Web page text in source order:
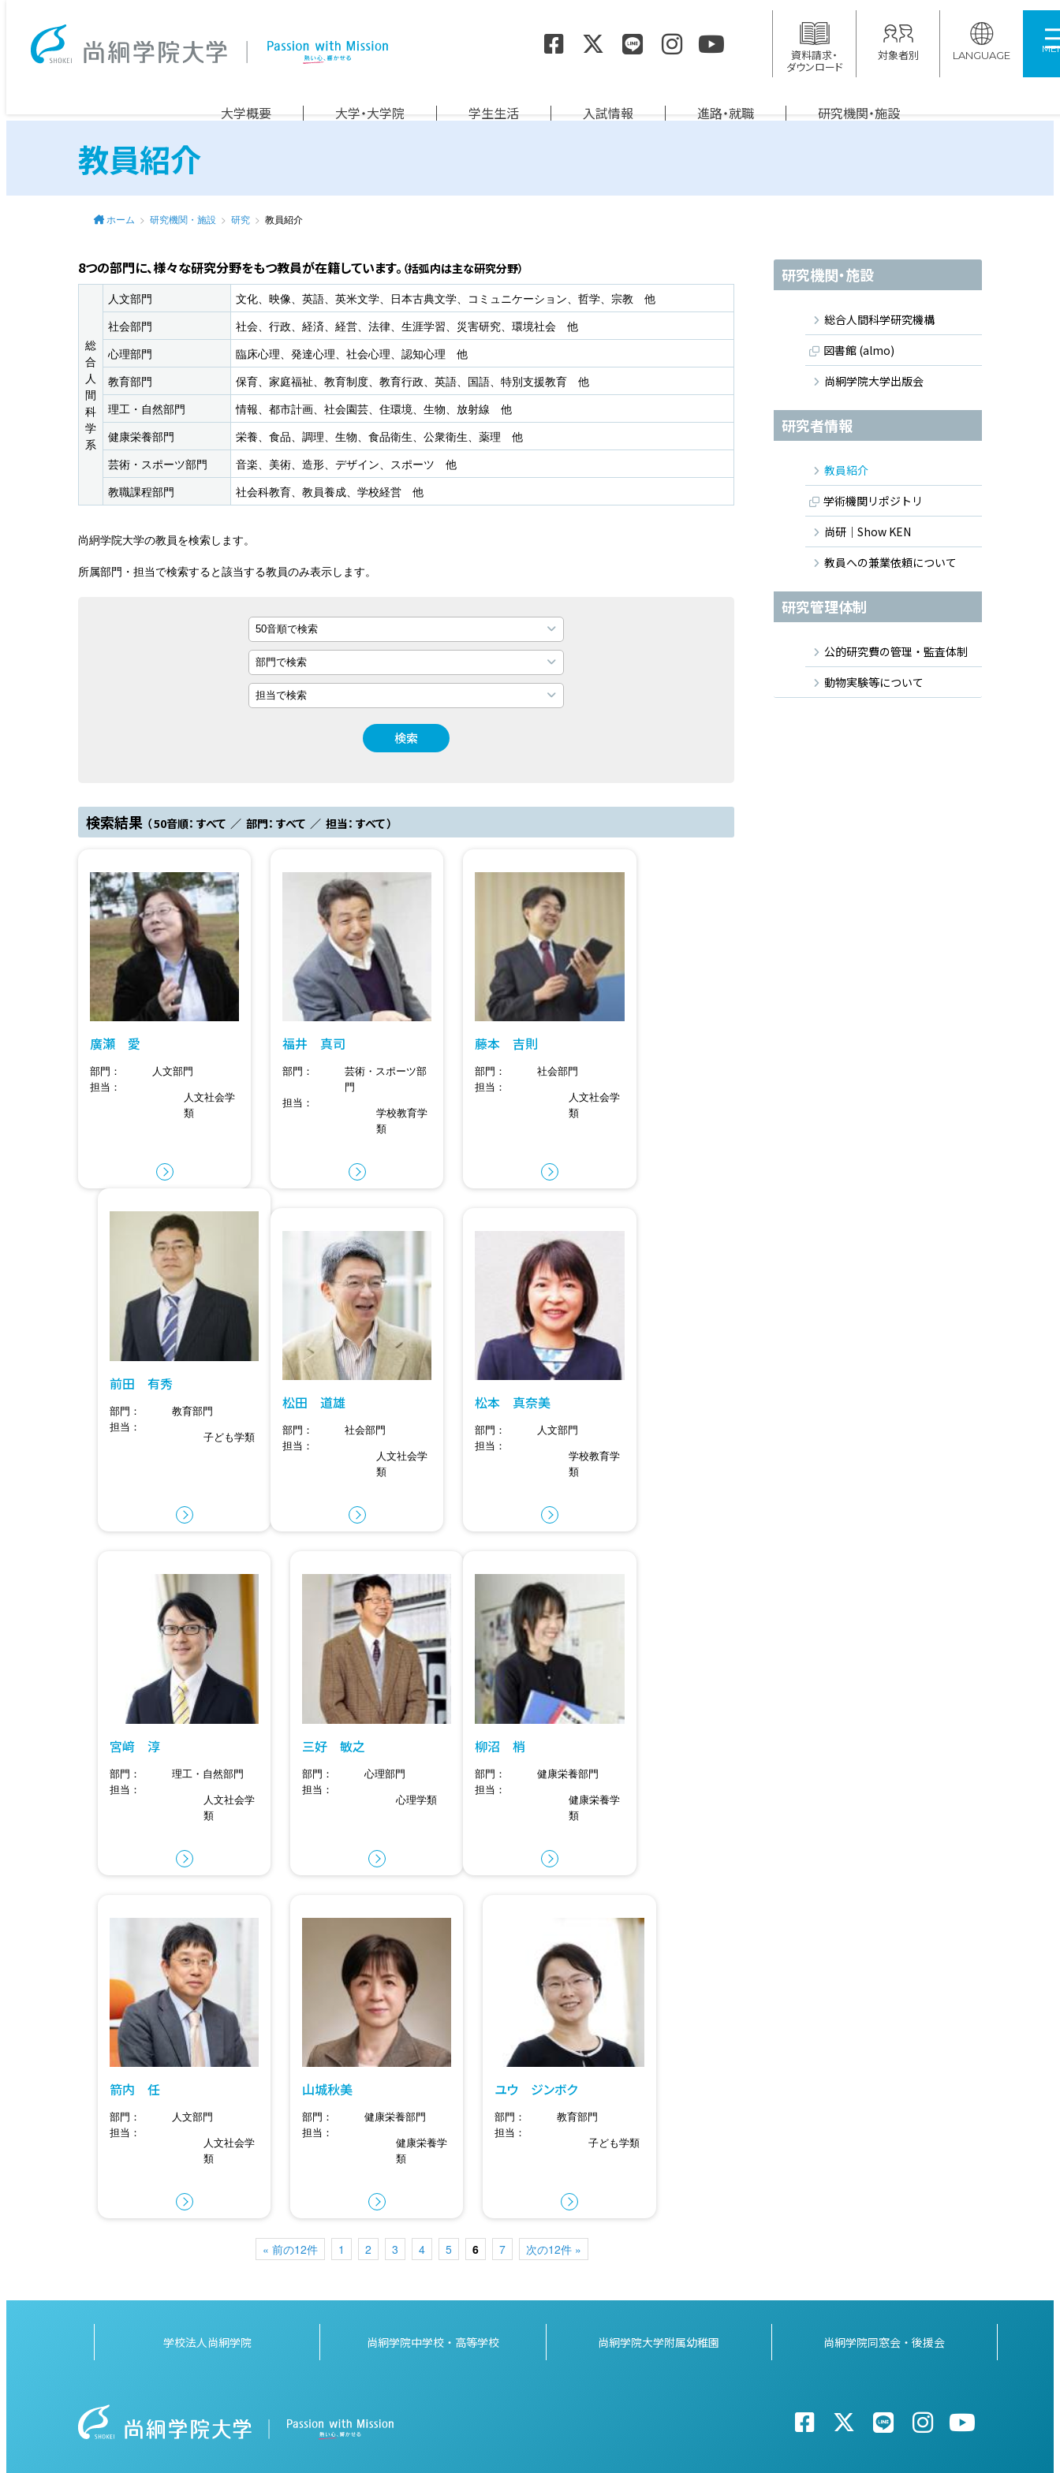
資料請求・
ダウンロード
対象者別 LANGUAGE
大学概要 大学・大学院 学生生活 入試情報 進路・就職 研究機関・施設
教員紹介
ホーム 研究機関・施設 研究 教員紹介
8つの部門に、様々な研究分野をもつ教員が在籍しています。 （括弧内は主な研究分野）
総
合
人
間
科
学
系
人文部門
文化、映像、英語、英米文学、日本古典文学、コミュニケーション、哲学、宗教 他
社会部門
社会、行政、経済、経営、法律、生涯学習、災害研究、環境社会 他
心理部門
臨床心理、発達心理、社会心理、認知心理 他
教育部門
保育、家庭福祉、教育制度、教育行政、英語、国語、特別支援教育 他
理工・ 自然部門
情報、都市計画、社会園芸、住環境、生物、放射線 他
健康栄養部門
栄養、食品、調理、生物、食品衛生、公衆衛生、薬理 他
芸術・ スポーツ部門
音楽、美術、造形、デザイン、スポーツ 他
教職課程部門
社会科教育、教員養成、学校経営 他
尚絅学院大学の教員を検索します。
所属部門・担当で検索すると該当する教員のみ表示します。
検索
検索結果 （ 50音順： すべて ／ 部門： すべて ／ 担当： すべて ）
廣瀬 愛
部門
人文部門
担当
人文社会学
類
福井 真司
部門
芸術・スポーツ部
門
担当
学校教育学
類
藤本 吉則
部門
社会部門
担当
人文社会学
類
前田 有秀
部門
教育部門
担当
子ども学類
松田 道雄
部門
社会部門
担当
人文社会学
類
松本 真奈美
部門
人文部門
担当
学校教育学
類
宮﨑 淳
部門
理工・自然部門
担当
人文社会学
類
三好 敏之
部門
心理部門
担当
心理学類
柳沼 梢
部門
健康栄養部門
担当
健康栄養学
類
箭内 任
部門
人文部門
担当
人文社会学
類
山城秋美
部門
健康栄養部門
担当
健康栄養学
類
ユウ ジンボク
部門
教育部門
担当
子ども学類
« 前の12件 1 2 3 4 5 6 7 次の12件 »
研究機関・施設
総合人間科学研究機構
図書館 (almo)
尚絅学院大学出版会
研究者情報
教員紹介
学術機関リポジトリ
尚研｜Show KEN
教員への兼業依頼について
研究管理体制
公的研究費の管理・監査体制
動物実験等について
学校法人尚絅学院 尚絅学院中学校・高等学校 尚絅学院大学附属幼稚園 尚絅学院同窓会・後援会